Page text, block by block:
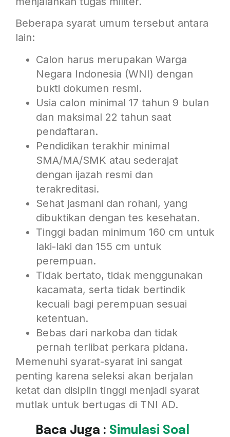
Beberapa syarat umum tersebut antara
lain:
Calon harus merupakan Warga
Negara Indonesia (WNI) dengan
bukti dokumen resmi.
Usia calon minimal 17 tahun 9 bulan
dan maksimal 22 tahun saat
pendaftaran.
Pendidikan terakhir minimal
SMA/MA/SMK atau sederajat
dengan ijazah resmi dan
terakreditasi.
Sehat jasmani dan rohani, yang
dibuktikan dengan tes kesehatan.
Tinggi badan minimum 160 cm untuk
laki-laki dan 155 cm untuk
perempuan.
Tidak bertato, tidak menggunakan
kacamata, serta tidak bertindik
kecuali bagi perempuan sesuai
ketentuan.
Bebas dari narkoba dan tidak
pernah terlibat perkara pidana.
Memenuhi syarat-syarat ini sangat
penting karena seleksi akan berjalan
ketat dan disiplin tinggi menjadi syarat
mutlak untuk bertugas di TNI AD.
Baca Juga : Simulasi Soal